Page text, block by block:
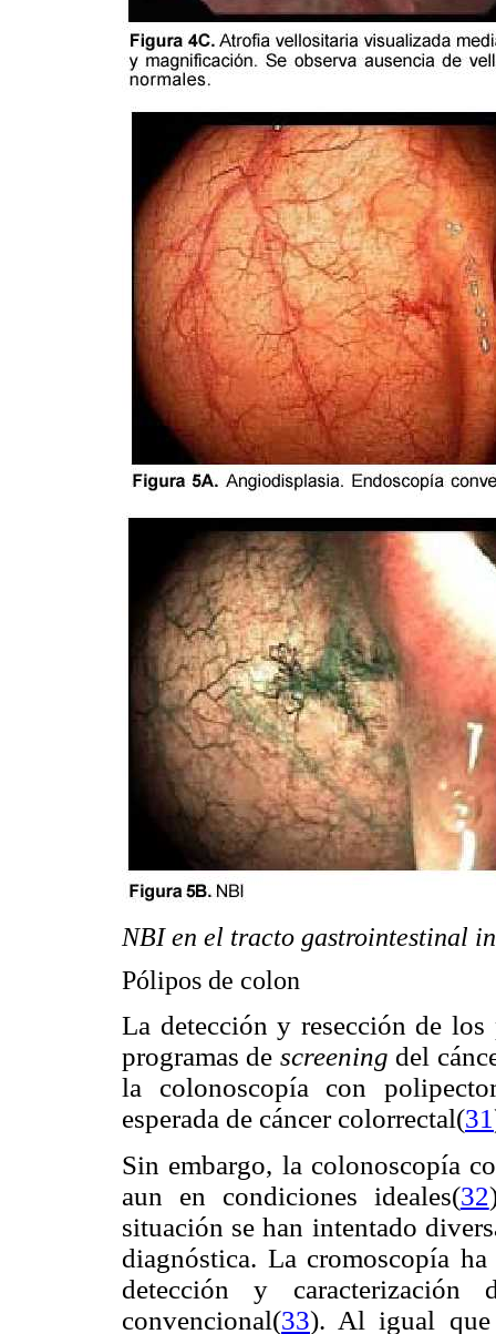
NBI en el tracto gastrointestinal
Pólipos de colon
La detección y resección de
programas de screening del
la colonoscopía con
esperada de cáncer colorrectal(31
Sin embargo, la colonoscopía
aun en condiciones ideales(32
situación se han intentado
diagnóstica. La cromoscopía
detección y
convencional(33). Al igual que